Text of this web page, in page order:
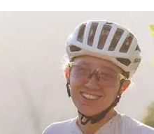
O
N